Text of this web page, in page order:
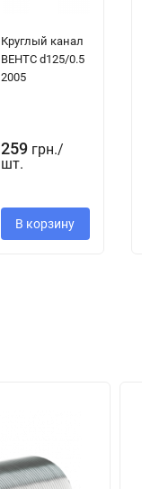
Круглый канал
ВЕНТС d125/0.5
2005
259 грн./
шт.
В корзину